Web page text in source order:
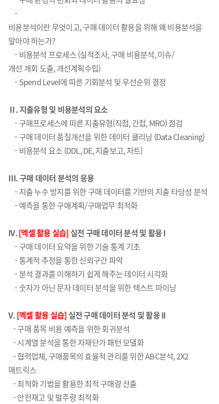
-
비용분석이란 무엇이고, 구매 데이터 활용을 위해 왜 비용분석을
알아야 하는가?
- 비용분석 프로세스 (실적조사, 구매 비용분석, 이슈/
개선 개회 도출, 개선계획수립)
- Spend Level에 따른 기회분석 및 우선순위 결정
Ⅱ. 지출유형 및 비용분석의 요소
- 구매프로세스에 따른 지출유형(직접, 간접, MRO) 점검
- 구매 데이터 품질개선을 위한 데이터 클리닝 (Data Cleaning)
- 비용분석 요소 (DDL, DE, 지출보고, 차트)
Ⅲ. 구매 데이터 분석의 응용
- 지출 누수 방지를 위한 구매 데이터를 기반의 지출 타당성 분석
- 예측을 통한 구매계획/구매업무 최적화
IV.[엑셀 활용 실습]실전 구매 데이터 분석 및 활용 I
- 구매 데이터 요약을 위한 기술 통계 기초
- 통계적 추정을 통한 신뢰구간 파악
- 분석 결과를 이해하기 쉽게 해주는 데이터 시각화
- 숫자가 아닌 문자 데이터 분석을 위한 텍스트 마이닝
V. [엑셀 활용 실습]실전 구매 데이터 분석 및 활용 II
- 구매 품목 비용 예측을 위한 회귀분석
- 시계열 분석을 통한 자재단가 패턴 모델화
- 협력업체, 구매품목의 효율적 관리를 위한 ABC분석, 2X2
매트릭스
- 최적화 기법을 활용한 최적 구매량 산출
- 안전재고 및 발주량 최적화